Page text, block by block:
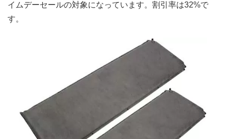
イムデーセールの対象になっています。割引率は32%で
す。